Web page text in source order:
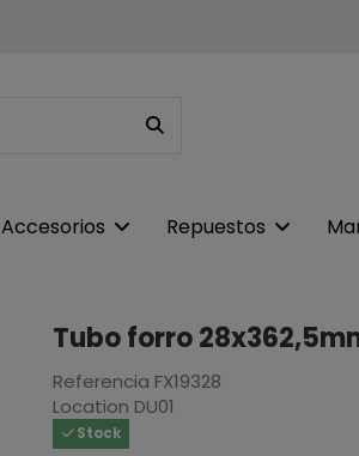
Accesorios Repuestos
Tubo forro
Referencia FX19328
Location DU01
Stock